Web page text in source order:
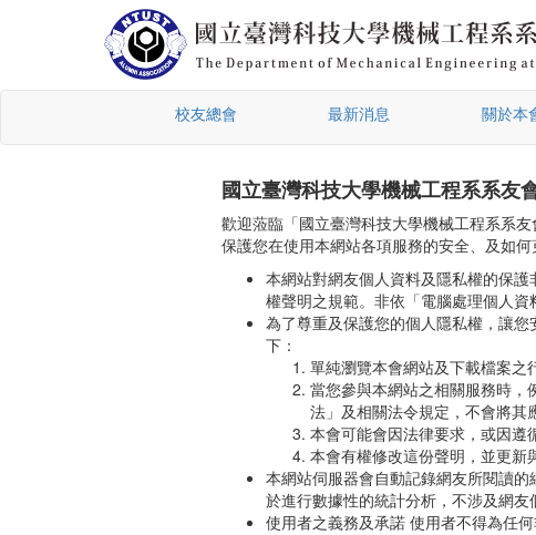
校友總會 最新消息 關於本
國立臺灣科技大學機械工程系系友
歡迎蒞臨「國立臺灣科技大學機械工程系系
保護您在使用本網站各項服務的安全、及如何
本網站對網友個人資料及隱私權的保
權聲明之規範。非依「電腦處理個人資
為了尊重及保護您的個人隱私權，讓
下：
單純瀏覽本會網站及下載檔案之
當您參與本網站之相關服務時，
法」及相關法令規定，不會將其
本會可能會因法律要求，或因遵
本會有權修改這份聲明，並更新
本網站伺服器會自動記錄網友所閱讀
於進行數據性的統計分析，不涉及網
使用者之義務及承諾 使用者不得為任